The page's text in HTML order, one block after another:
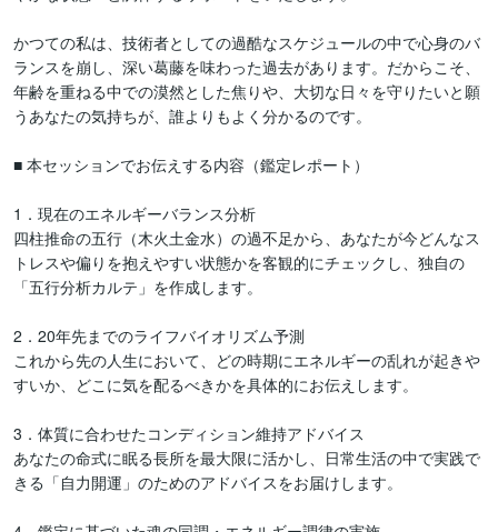
かつての私は、技術者としての過酷なスケジュールの中で心身のバ
ランスを崩し、深い葛藤を味わった過去があります。だからこそ、
年齢を重ねる中での漠然とした焦りや、大切な日々を守りたいと願
うあなたの気持ちが、誰よりもよく分かるのです。
■ 本セッションでお伝えする内容（鑑定レポート）
1．現在のエネルギーバランス分析
四柱推命の五行（木火土金水）の過不足から、あなたが今どんなス
トレスや偏りを抱えやすい状態かを客観的にチェックし、独自の
「五行分析カルテ」を作成します。
2．20年先までのライフバイオリズム予測
これから先の人生において、どの時期にエネルギーの乱れが起きや
すいか、どこに気を配るべきかを具体的にお伝えします。
3．体質に合わせたコンディション維持アドバイス
あなたの命式に眠る長所を最大限に活かし、日常生活の中で実践で
きる「自力開運」のためのアドバイスをお届けします。